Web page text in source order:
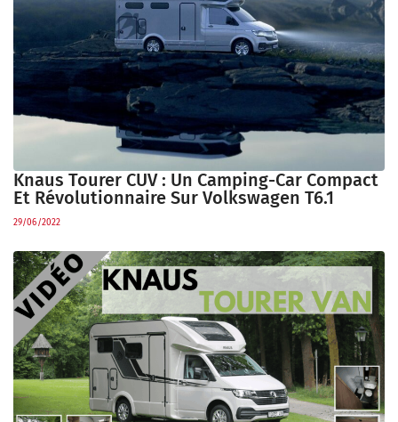
Knaus Tourer CUV : Un Camping-Car Compact
Et Révolutionnaire Sur Volkswagen T6.1
29/06/2022